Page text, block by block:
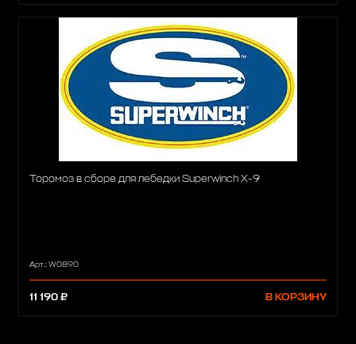
Торомоз в сборе для лебедки Superwinch X-9
Арт.: W0890
11 190 ₽ В КОРЗИНУ